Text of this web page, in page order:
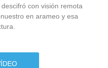
con visión remota
en arameo y esa